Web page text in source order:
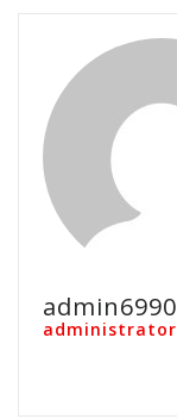
admin6990
administrator